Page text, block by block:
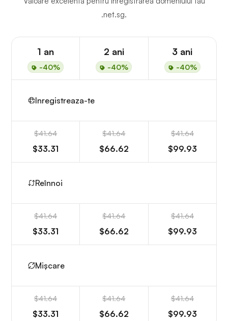
.net.sg.
1 an
-40%
2 ani
-40%
3 ani
-40%
Inregistreaza-te
$41.64
$33.31
$41.64
$66.62
$41.64
$99.93
Reînnoi
$41.64
$33.31
$41.64
$66.62
$41.64
$99.93
Mișcare
$41.64
$33.31
$41.64
$66.62
$41.64
$99.93